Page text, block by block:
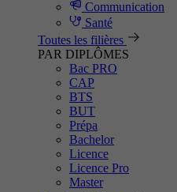
Communication
Santé
Toutes les filières
PAR DIPLÔMES
Bac PRO
CAP
BTS
BUT
Prépa
Bachelor
Licence
Licence Pro
Master